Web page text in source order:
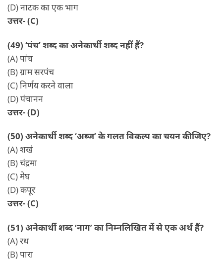
(D) नाटक का एक भाग
उत्तर- (C)
(49) ‘पंच’ शब्द का अनेकार्थी शब्द नहीं हैं?
(A) पांच
(B) ग्राम सरपंच
(C) निर्णय करने वाला
(D) पंचानन
उत्तर- (D)
(50) अनेकार्थी शब्द ‘अब्ज’ के गलत विकल्प का चयन कीजिए?
(A) शखं
(B) चंद्रमा
(C) मेघ
(D) कपूर
उत्तर- (C)
(51) अनेकार्थी शब्द ‘नाग’ का निम्नलिखित में से एक अर्थ हैं?
(A) रथ
(B) पारा